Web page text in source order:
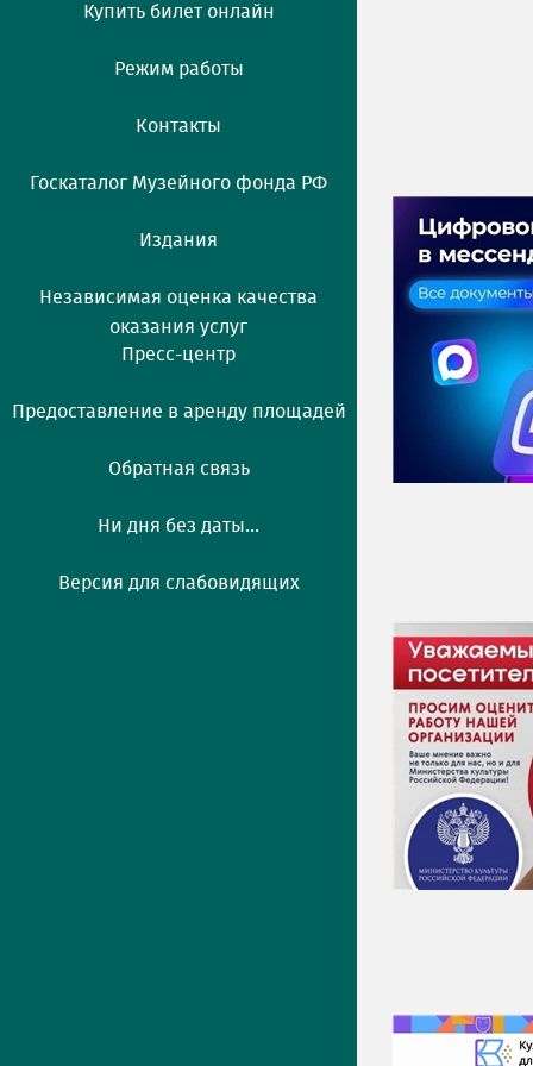
Купить билет онлайн
Режим работы
Контакты
Госкаталог Музейного фонда РФ
Издания
Независимая оценка качества
оказания услуг
Пресс-центр
Предоставление в аренду площадей
Обратная связь
Ни дня без даты...
Версия для слабовидящих